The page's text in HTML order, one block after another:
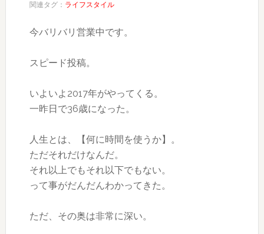
関連タグ： ライフスタイル
今バリバリ営業中です。
スピード投稿。
いよいよ2017年がやってくる。
一昨日で36歳になった。
人生とは、【何に時間を使うか】。
ただそれだけなんだ。
それ以上でもそれ以下でもない。
って事がだんだんわかってきた。
ただ、その奥は非常に深い。